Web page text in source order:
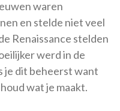
waren
en stelde niet veel
Renaissance stelden
werd in de
je dit beheerst want
wat je maakt.